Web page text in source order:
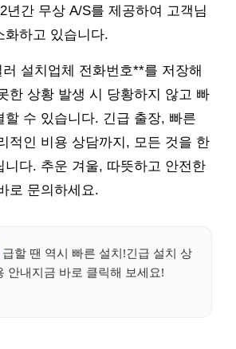
년간 무상 A/S를 제공하여 고객님
화하고 있습니다.
설치업체 전화번호**를 저장해
한 상황 발생 시 당황하지 않고 빠
할 수 있습니다. 긴급 출장, 빠른
적인 비용 상담까지, 모든 것을 한
니다. 추운 겨울, 따뜻하고 안전한
로 문의하세요.
급할 땐 역시 빠른 설치!긴급 설치 상
안내지금 바로 클릭해 보세요!